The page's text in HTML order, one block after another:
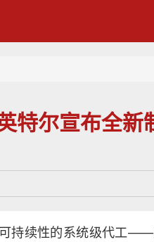
特尔宣布全新
持续性的系统级代工